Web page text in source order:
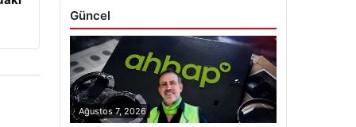
Güncel
Ağustos 7, 2026